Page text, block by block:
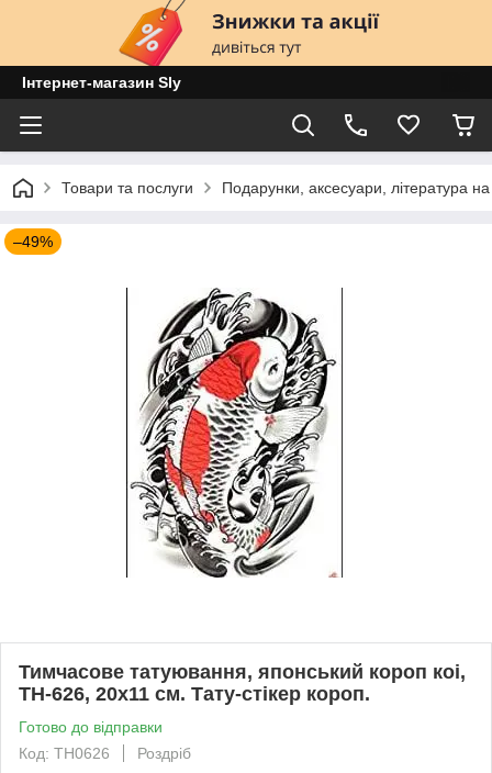
Інтернет-магазин Sly
Товари та послуги Подарунки, аксесуари, література
–49%
Тимчасове татуювання, японський короп коі,
TH-626, 20х11 см. Тату-стікер короп.
Готово до відправки
Код: TH0626
Роздріб